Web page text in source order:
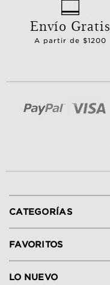
Envío Gratis
A partir de $1200
CATEGORÍAS
FAVORITOS
LO NUEVO